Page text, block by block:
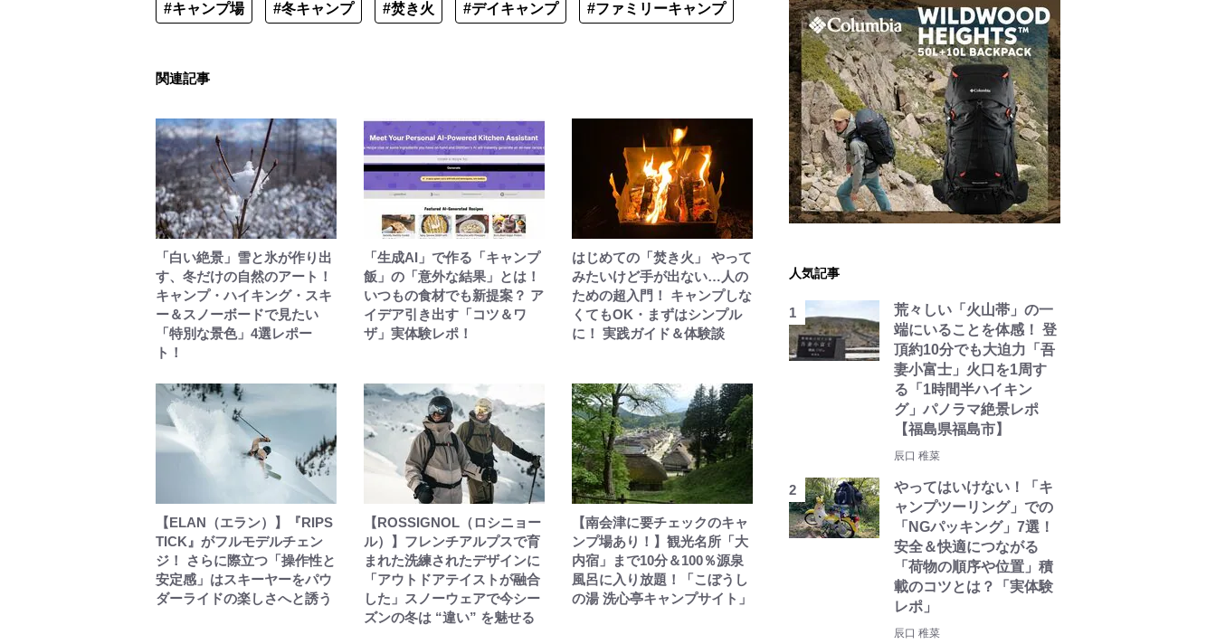
#キャンプ場 #冬キャンプ #焚き火 #デイキャンプ #ファミリーキャンプ
関連記事
「白い絶景」雪と氷が作り出
す、冬だけの自然のアート！
キャンプ・ハイキング・スキ
ー＆スノーボードで見たい
「特別な景色」4選レポー
ト！
「生成AI」で作る「キャンプ
飯」の「意外な結果」とは！
いつもの食材でも新提案？ ア
イデア引き出す「コツ＆ワ
ザ」実体験レポ！
はじめての「焚き火」 やって
みたいけど手が出ない…人の
ための超入門！ キャンプしな
くてもOK・まずはシンプル
に！ 実践ガイド＆体験談
【ELAN（エラン）】『RIPS
TICK』がフルモデルチェン
ジ！ さらに際立つ「操作性と
安定感」はスキーヤーをパウ
ダーライドの楽しさへと誘う
【ROSSIGNOL（ロシニョー
ル）】フレンチアルプスで育
まれた洗練されたデザインに
「アウトドアテイストが融合
した」スノーウェアで今シー
ズンの冬は “違い” を魅せる
【南会津に要チェックのキャ
ンプ場あり！】観光名所「大
内宿」まで10分＆100％源泉
風呂に入り放題！「こぼうし
の湯 洗心亭キャンプサイト」
人気記事
荒々しい「火山帯」の一
端にいることを体感！ 登
頂約10分でも大迫力「吾
妻小富士」火口を1周す
る「1時間半ハイキン
グ」パノラマ絶景レポ
【福島県福島市】
辰口 稚菜
やってはいけない！「キ
ャンプツーリング」での
「NGパッキング」7選！
安全＆快適につながる
「荷物の順序や位置」積
載のコツとは？「実体験
レポ」
辰口 稚菜